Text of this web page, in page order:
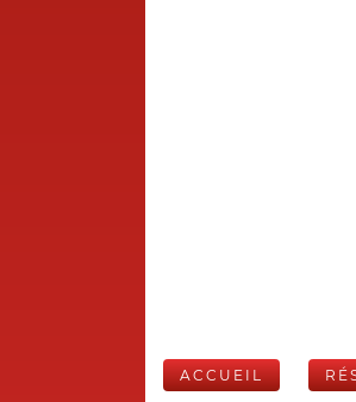
ACCUEIL